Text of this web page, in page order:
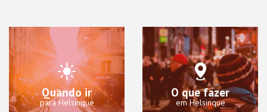
Quando ir
para Helsinque
O que fazer
em Helsinque